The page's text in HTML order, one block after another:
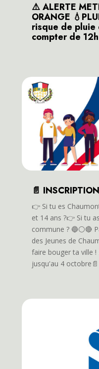
⚠️ ALERTE
ORANGE
risque de pluie
compter de
📄
👉️ Si tu es
et 14 ans ?👉️ Si tu
commune ? 🔵⚪️🔴
des Jeunes de
faire bouger ta ville !
jusqu'au 4